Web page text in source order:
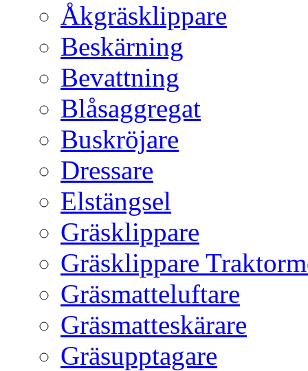
Åkgräsklippare
Beskärning
Bevattning
Blåsaggregat
Buskröjare
Dressare
Elstängsel
Gräsklippare
Gräsklippare
Gräsmatteluftare
Gräsmatteskärare
Gräsupptagare